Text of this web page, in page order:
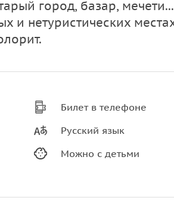
город, базар, мечети...
и нетуристических
Билет в телефоне
Русский язык
Можно с детьми